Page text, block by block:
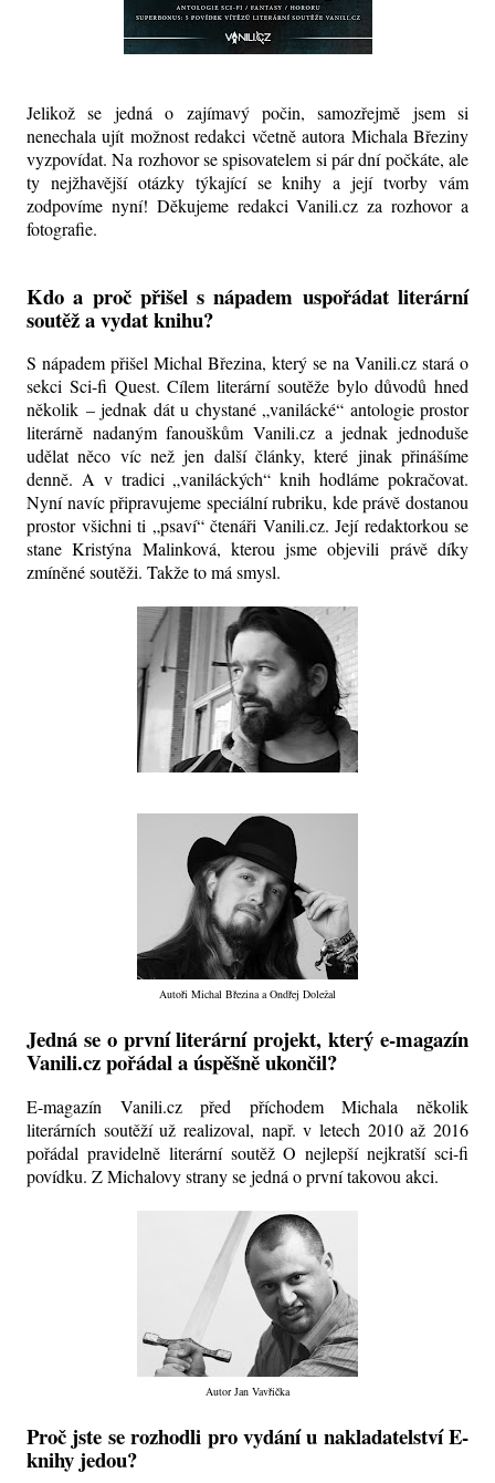
Jelikož se jedná o zajímavý počin, samozřejmě jsem si
nenechala ujít možnost redakci včetně autora Michala Březiny
vyzpovídat. Na rozhovor se spisovatelem si pár dní počkáte, ale
ty nejžhavější otázky týkající se knihy a její tvorby vám
zodpovíme nyní! Děkujeme redakci Vanili.cz za rozhovor a
fotografie.
Kdo a proč přišel s nápadem uspořádat literární
soutěž a vydat knihu?
S nápadem přišel Michal Březina, který se na Vanili.cz stará o
sekci Sci-fi Quest. Cílem literární soutěže bylo důvodů hned
několik – jednak dát u chystané „vanilácké“ antologie prostor
literárně nadaným fanouškům Vanili.cz a jednak jednoduše
udělat něco víc než jen další články, které jinak přinášíme
denně. A v tradici „vaniláckých“ knih hodláme pokračovat.
Nyní navíc připravujeme speciální rubriku, kde právě dostanou
prostor všichni ti „psaví“ čtenáři Vanili.cz. Její redaktorkou se
stane Kristýna Malinková, kterou jsme objevili právě díky
zmíněné soutěži. Takže to má smysl.
Autoři Michal Březina a Ondřej Doležal
Jedná se o první literární projekt, který e-magazín
Vanili.cz pořádal a úspěšně ukončil?
E-magazín Vanili.cz před příchodem Michala několik
literárních soutěží už realizoval, např. v letech 2010 až 2016
pořádal pravidelně literární soutěž O nejlepší nejkratší sci-fi
povídku. Z Michalovy strany se jedná o první takovou akci.
Autor Jan Vavřička
Proč jste se rozhodli pro vydání u nakladatelství E-
knihy jedou?